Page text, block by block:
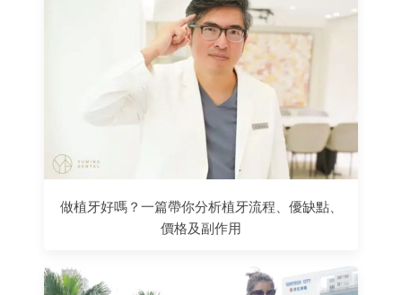
做植牙好嗎？一篇帶你分析植牙流程、優缺點、
價格及副作用